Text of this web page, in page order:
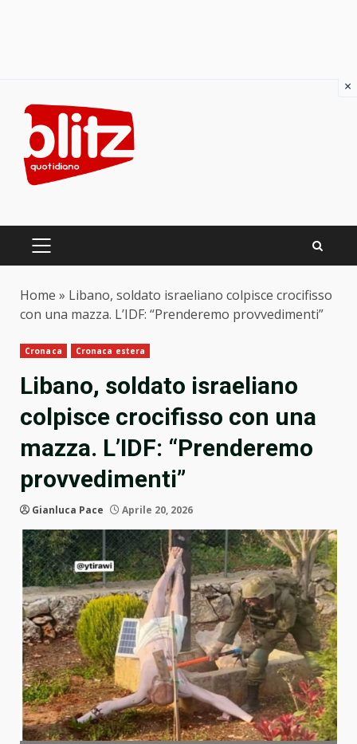
content
PRIMARY
Home » Libano, soldato israeliano colpisce crocifisso
con una mazza. L’IDF: “Prenderemo provvedimenti”
Cronaca Cronaca estera
Libano, soldato israeliano
colpisce crocifisso con una
mazza. L’IDF: “Prenderemo
provvedimenti”
Gianluca Pace Aprile 20, 2026
×